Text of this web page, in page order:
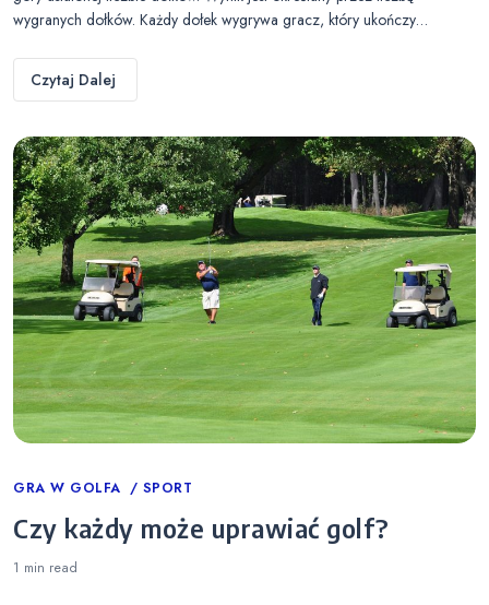
wygranych dołków. Każdy dołek wygrywa gracz, który ukończy…
Czytaj Dalej
Categories
GRA W GOLFA SPORT
Czy każdy może uprawiać golf?
1 min read